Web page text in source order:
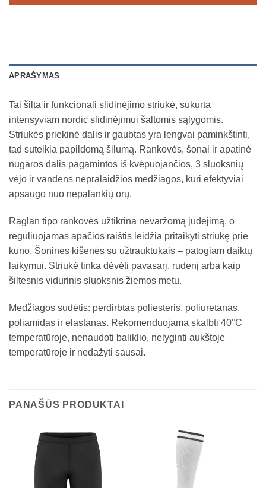
APRAŠYMAS
Tai šilta ir funkcionali slidinėjimo striukė, sukurta
intensyviam nordic slidinėjimui šaltomis sąlygomis.
Striukės priekinė dalis ir gaubtas yra lengvai paminkštinti,
tad suteikia papildomą šilumą. Rankovės, šonai ir apatinė
nugaros dalis pagamintos iš kvėpuojančios, 3 sluoksnių
vėjo ir vandens nepralaidžios medžiagos, kuri efektyviai
apsaugo nuo nepalankių orų.
Raglan tipo rankovės užtikrina nevaržomą judėjimą, o
reguliuojamas apačios raištis leidžia pritaikyti striukę prie
kūno. Šoninės kišenės su užtrauktukais – patogiam daiktų
laikymui. Striukė tinka dėvėti pavasarį, rudenį arba kaip
šiltesnis vidurinis sluoksnis žiemos metu.
Medžiagos sudėtis: perdirbtas poliesteris, poliuretanas,
poliamidas ir elastanas. Rekomenduojama skalbti 40°C
temperatūroje, nenaudoti baliklio, nelyginti aukštoje
temperatūroje ir nedažyti sausai.
PANAŠŪS PRODUKTAI